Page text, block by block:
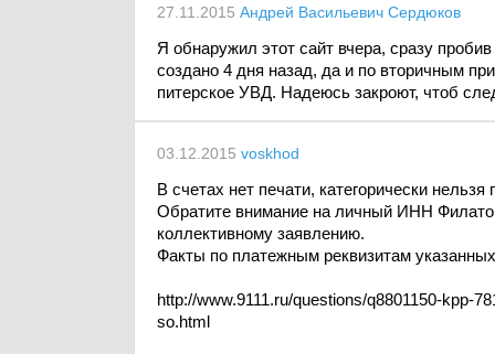
27.11.2015 Андрей Васильевич Сердюков
Я обнаружил этот сайт вчера, сразу
создано 4 дня назад, да и по вторичным
питерское УВД. Надеюсь закроют, чтоб
03.12.2015 voskhod
В счетах нет печати, категорически
Обратите внимание на личный ИНН
коллективному заявлению.
Факты по платежным реквизитам
http://www.9111.ru/questions/q8801150-kpp-
so.html